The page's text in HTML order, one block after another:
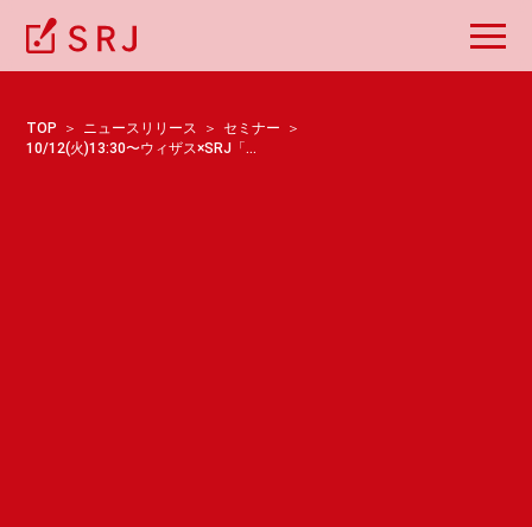
TOP ニュースリリース
セミナー
10/12(火)13:30〜ウィザス×SRJ「私塾の大学サポート事業参入の可能性」セミナーを開催します